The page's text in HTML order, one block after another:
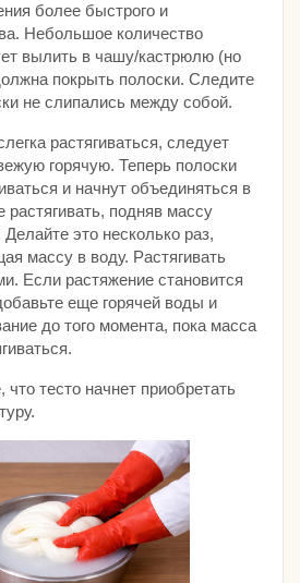
более быстрого и
Небольшое количество
вылить в чашу/кастрюлю (но
покрыть полоски. Следите
не слипались между собой.
растягиваться, следует
горячую. Теперь полоски
и начнут объединяться в
растягивать, подняв массу
это несколько раз,
массу в воду. Растягивать
Если растяжение становится
еще горячей воды и
до того момента, пока масса
тесто начнет приобретать